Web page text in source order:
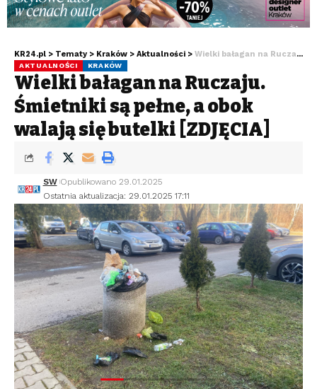
KR24.pl > Tematy > Kraków > Aktualności > Wielki bałagan na Ruczaju. Śmietniki są pełne, a obok walają się butelki [ZDJĘCIA]
AKTUALNOŚCI KRAKÓW
Wielki bałagan na Ruczaju.
Śmietniki są pełne, a obok
walają się butelki [ZDJĘCIA]
Ostatnia aktualizacja: 29.01.2025 17:11
SW Opublikowano 29.01.2025